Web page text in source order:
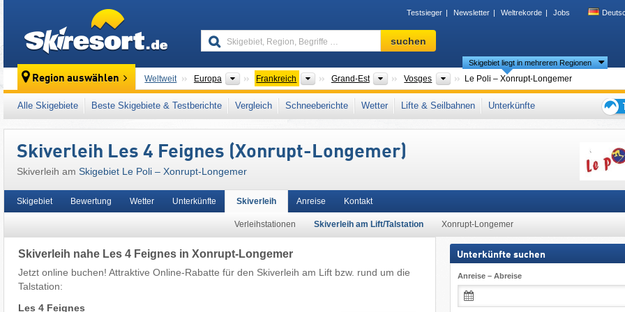
Testsieger Newsletter Weltrekorde Jobs
Skigebiet,
Region,
…
suchen
Region auswählen Weltweit Europa Kontinente
Frankreich LänderGrand-Est Neue Regionen
Vosges Départements
Skigebiet liegt in mehreren Regionen
Le Poli – Xonrupt-Longemer
Dieses Skigebiet liegt auch in: Lothringen Vogesen , Westeuropa , Europäische Union
Alle Skigebiete Beste Skigebiete & Testberichte Vergleich Schneeberichte Wetter Lifte & Seilbahnen
Unterkünfte
den
Skiverleih Les 4 Feignes (Xonrupt-Longemer)
Skiverleih am Skigebiet Le Poli – Xonrupt-Longemer
Skigebiet Bewertung Wetter Unterkünfte Skiverleih
Verleihstationen Skiverleih am Lift/Talstation Xonrupt-Longemer
Anreise Kontakt
Skiverleih nahe Les 4 Feignes in Xonrupt-Longemer
Jetzt online buchen! Attraktive Online-Rabatte für den Skiverleih am Lift bzw. rund um die
Talstation:
Les 4 Feignes
Unterkünfte suchen
Anreise – Abreise